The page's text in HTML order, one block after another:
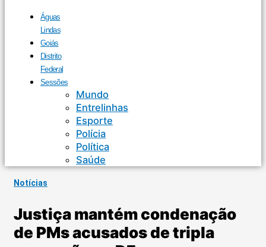
Águas
Lindas
Goiás
Distrito
Federal
Sessões
Mundo
Entrelinhas
Esporte
Polícia
Política
Saúde
Notícias
Justiça mantém condenação
de PMs acusados de tripla